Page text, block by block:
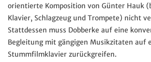
orientierte Komposition von Günter Hauk
Klavier, Schlagzeug und Trompete) nicht
Stattdessen muss Dobberke auf eine
Begleitung mit gängigen Musikzitaten auf
Stummfilmklavier zurückgreifen.